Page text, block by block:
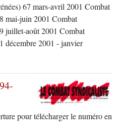
67 mars-avril 2001 Combat
mai-juin 2001 Combat
juillet-août 2001 Combat
décembre 2001 - janvier
pour télécharger le numéro en